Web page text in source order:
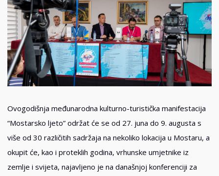
Ovogodišnja međunarodna kulturno-turistička manifestacija
“Mostarsko ljeto” održat će se od 27. juna do 9. augusta s
više od 30 različitih sadržaja na nekoliko lokacija u Mostaru, a
okupit će, kao i proteklih godina, vrhunske umjetnike iz
zemlje i svijeta, najavljeno je na današnjoj konferenciji za